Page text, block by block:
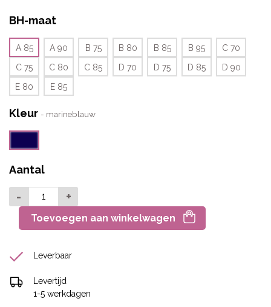
BH-maat
A 85 A 90 B 75 B 80 B 85 B 95
C 70
C 75
C 80 C 85 D 70 D 75 D 85
D 90
E 80
E 85
Kleur - marineblauw
Aantal
- +
Toevoegen aan winkelwagen
Leverbaar
Levertijd
1-5 werkdagen